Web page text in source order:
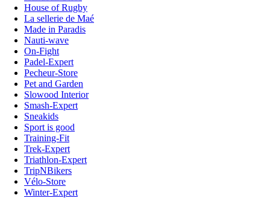
House of Rugby
La sellerie de Maé
Made in Paradis
Nauti-wave
On-Fight
Padel-Expert
Pecheur-Store
Pet and Garden
Slowood Interior
Smash-Expert
Sneakids
Sport is good
Training-Fit
Trek-Expert
Triathlon-Expert
TripNBikers
Vélo-Store
Winter-Expert